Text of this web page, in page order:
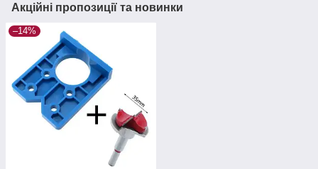
Акційні пропозиції та новинки
–14%